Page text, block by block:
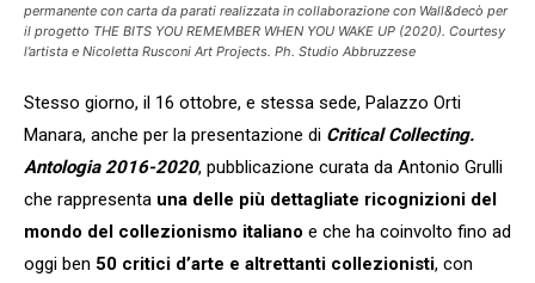
permanente con carta da parati realizzata in collaborazione con Wall&decò per
il progetto THE BITS YOU REMEMBER WHEN YOU WAKE UP (2020). Courtesy
l’artista e Nicoletta Rusconi Art Projects. Ph. Studio Abbruzzese
Stesso giorno, il 16 ottobre, e stessa sede, Palazzo Orti
Manara, anche per la presentazione di Critical Collecting.
Antologia 2016-2020, pubblicazione curata da Antonio Grulli
che rappresenta una delle più dettagliate ricognizioni del
mondo del collezionismo italiano e che ha coinvolto fino ad
oggi ben 50 critici d’arte e altrettanti collezionisti, con